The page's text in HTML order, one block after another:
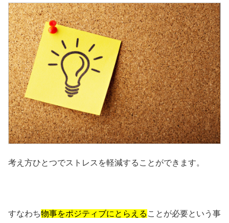
考え方ひとつでストレスを軽減することができます。
すなわち物事をポジティブにとらえる ことが必要という事